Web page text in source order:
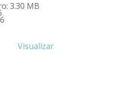
3.30 MB
Visualizar